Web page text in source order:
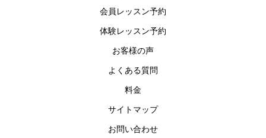
会員レッスン予約
体験レッスン予約
お客様の声
よくある質問
料金
サイトマップ
お問い合わせ